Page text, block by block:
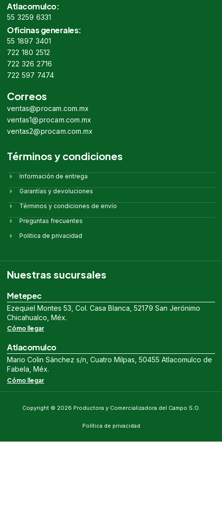
Atlacomulco:
55 3259 6331
Oficinas generales:
55 1897 3401
722 180 2512
722 326 2716
722 597 7474
Correos
ventas@procam.com.mx
ventas1@procam.com.mx
ventas2@procam.com.mx
Términos y condiciones
Información de entrega
Garantías y devoluciones
Términos y condiciones de envío
Preguntas frecuentes
Politica de privacidad
Nuestras sucursales
Metepec
Ezequiel Montes 53, Col. Casa Blanca, 52179 San Jerónimo
Chicahualco, Méx.
Cómo llegar
Atlacomulco
Mario Colin Sánchez s/n, Cuatro Milpas, 50455 Atlacomulco de
Fabela, Méx.
Cómo llegar
Copyright © 2026 Productora y Comercializadora del Campo S.O.
Política de privacidad